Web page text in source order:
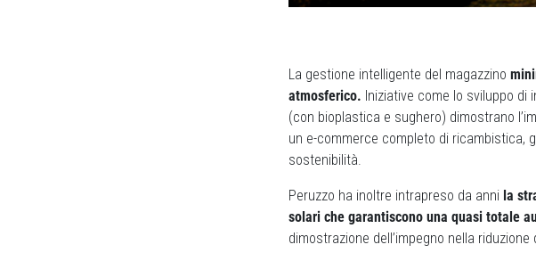
La gestione intelligente del magazzino
atmosferico. Iniziative come lo sviluppo
(con bioplastica e sughero) dimostrano
un e-commerce completo di ricambistica,
sostenibilità.
Peruzzo ha inoltre intrapreso da anni la
solari che garantiscono una quasi totale
dimostrazione dell’impegno nella